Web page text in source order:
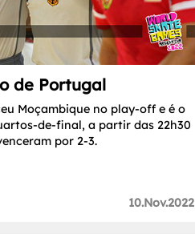
de Portugal
Moçambique no play-off e é o
de-final, a partir das 22h30
por 2-3.
10.Nov.2022